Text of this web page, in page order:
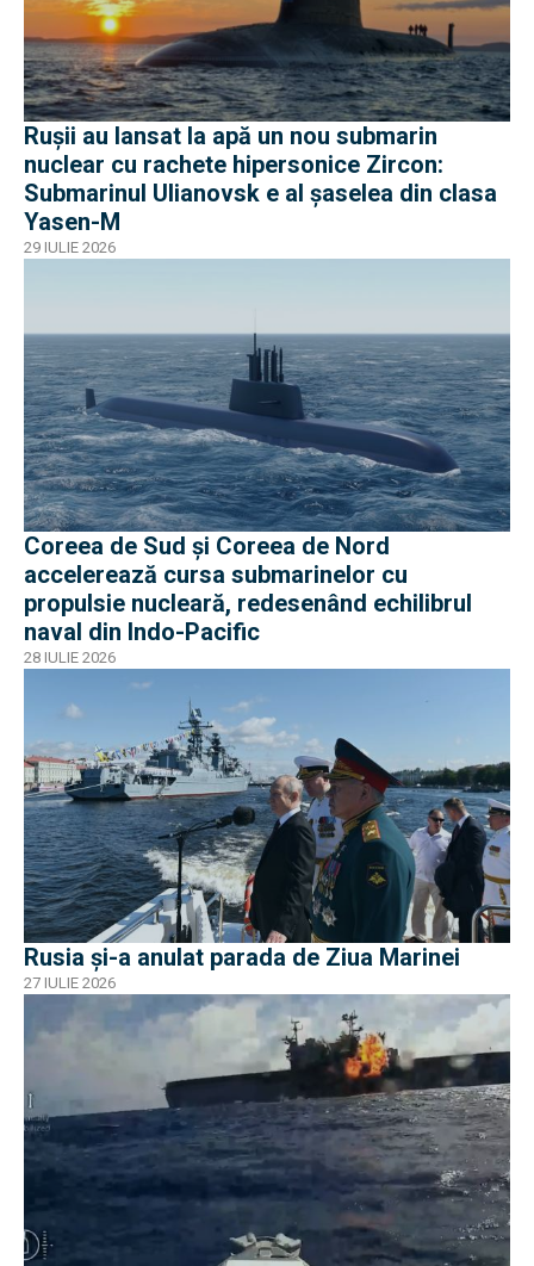
Rușii au lansat la apă un nou submarin
nuclear cu rachete hipersonice Zircon:
Submarinul Ulianovsk e al șaselea din clasa
Yasen-M
29 IULIE 2026
Coreea de Sud și Coreea de Nord
accelerează cursa submarinelor cu
propulsie nucleară, redesenând echilibrul
naval din Indo-Pacific
28 IULIE 2026
Rusia și-a anulat parada de Ziua Marinei
27 IULIE 2026